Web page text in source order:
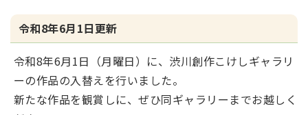
令和8年6月1日更新
令和8年6月1日（月曜日）に、渋川創作こけしギャラリ
ーの作品の入替えを行いました。
新たな作品を観賞しに、ぜひ同ギャラリーまでお越しく